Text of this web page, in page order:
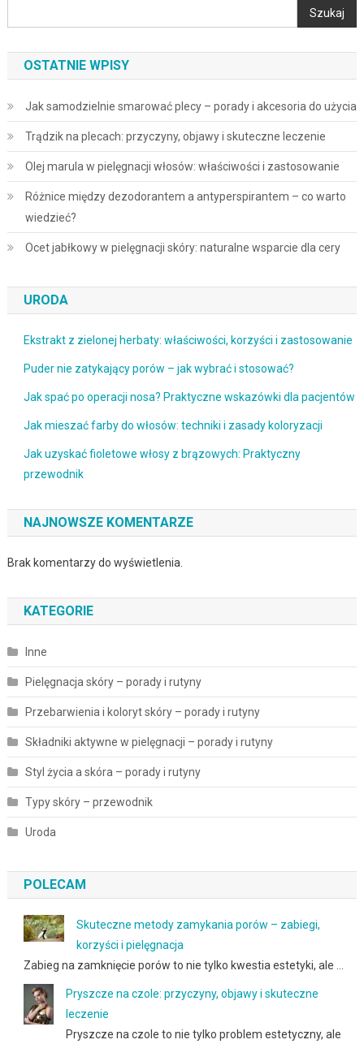
Szukaj
OSTATNIE WPISY
Jak samodzielnie smarować plecy – porady i akcesoria do użycia
Trądzik na plecach: przyczyny, objawy i skuteczne leczenie
Olej marula w pielęgnacji włosów: właściwości i zastosowanie
Różnice między dezodorantem a antyperspirantem – co warto
wiedzieć?
Ocet jabłkowy w pielęgnacji skóry: naturalne wsparcie dla cery
URODA
Ekstrakt z zielonej herbaty: właściwości, korzyści i zastosowanie
Puder nie zatykający porów – jak wybrać i stosować?
Jak spać po operacji nosa? Praktyczne wskazówki dla pacjentów
Jak mieszać farby do włosów: techniki i zasady koloryzacji
Jak uzyskać fioletowe włosy z brązowych: Praktyczny
przewodnik
NAJNOWSZE KOMENTARZE
Brak komentarzy do wyświetlenia.
KATEGORIE
Inne
Pielęgnacja skóry – porady i rutyny
Przebarwienia i koloryt skóry – porady i rutyny
Składniki aktywne w pielęgnacji – porady i rutyny
Styl życia a skóra – porady i rutyny
Typy skóry – przewodnik
Uroda
POLECAM
Skuteczne metody zamykania porów – zabiegi,
korzyści i pielęgnacja
Zabieg na zamknięcie porów to nie tylko kwestia estetyki, ale …
Pryszcze na czole: przyczyny, objawy i skuteczne
leczenie
Pryszcze na czole to nie tylko problem estetyczny, ale